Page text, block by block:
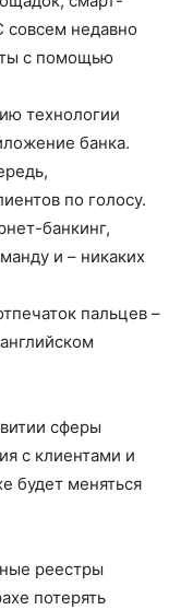
совсем недавно
с помощью
технологии
банка.
по голосу.
банкинг,
и – никаких
пальцев –
сферы
с клиентами и
будет меняться
реестры
потерять